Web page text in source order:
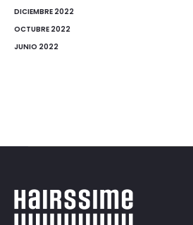
DICIEMBRE 2022
OCTUBRE 2022
JUNIO 2022